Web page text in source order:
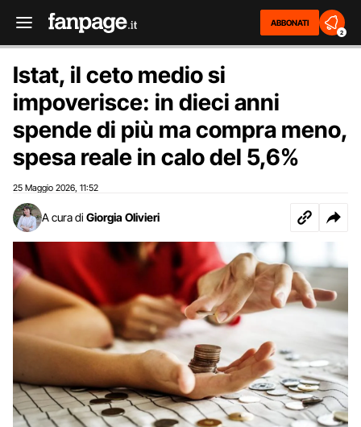
ABBONATI
2
Istat, il ceto medio si
impoverisce: in dieci anni
spende di più ma compra meno,
spesa reale in calo del 5,6%
25 Maggio 2026 11:52
A cura di Giorgia Olivieri